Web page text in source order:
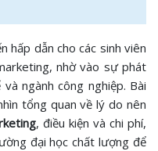
hấp dẫn cho các sinh viên
nhờ vào sự phát
ngành công nghiệp. Bài
tổng quan về lý do nên
, điều kiện và chi phí,
đại học chất lượng để